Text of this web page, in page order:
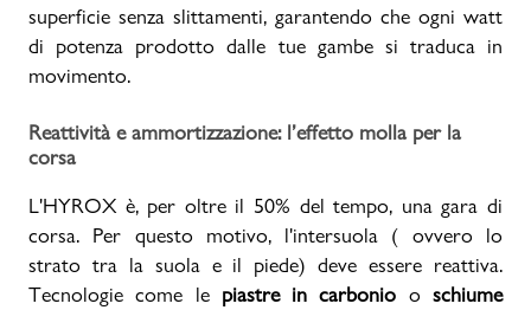
superficie senza slittamenti, garantendo che ogni watt
di potenza prodotto dalle tue gambe si traduca in
movimento.
Reattività e ammortizzazione: l’effetto molla per la
corsa
L'HYROX è, per oltre il 50% del tempo, una gara di
corsa. Per questo motivo, l'intersuola ( ovvero lo
strato tra la suola e il piede) deve essere reattiva.
Tecnologie come le piastre in carbonio oschiume